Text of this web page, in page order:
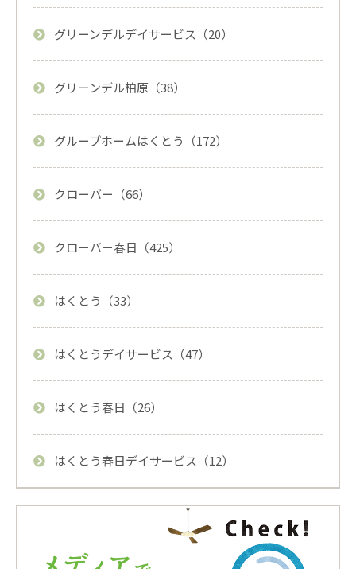
グリーンデルデイサービス（20）
グリーンデル柏原（38）
グループホームはくとう（172）
クローバー（66）
クローバー春日（425）
はくとう（33）
はくとうデイサービス（47）
はくとう春日（26）
はくとう春日デイサービス（12）